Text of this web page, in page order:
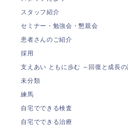
スタッフ紹介
セミナー・勉強会・懇親会
患者さんのご紹介
採用
支えあい ともに歩む ～回復と成長の
未分類
練馬
自宅でできる検査
自宅でできる治療